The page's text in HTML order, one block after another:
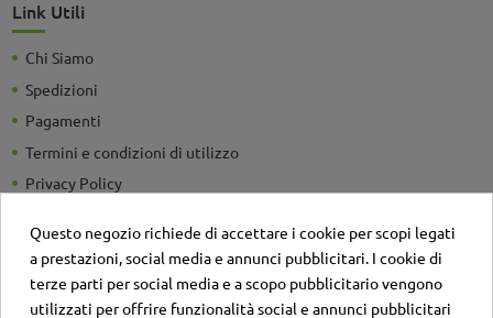
Link Utili
Chi Siamo
Spedizioni
Pagamenti
Termini e condizioni di utilizzo
Privacy Policy
Detrazioni Fiscali
Sei un'azienda? Richiedi un listino personalizzato
Il negozio
Questo negozio richiede di accettare i cookie per scopi legati
a prestazioni, social media e annunci pubblicitari. I cookie di
terze parti per social media e a scopo pubblicitario vengono
utilizzati per offrire funzionalità social e annunci pubblicitari